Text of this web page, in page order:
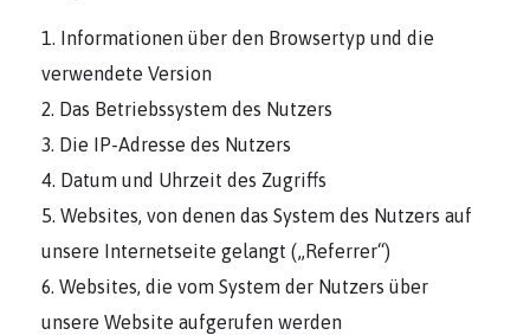
Informationen über den Browsertyp und die
verwendete Version
Das Betriebssystem des Nutzers
Die IP-Adresse des Nutzers
Datum und Uhrzeit des Zugriffs
Websites, von denen das System des Nutzers auf
unsere Internetseite gelangt („Referrer“)
Websites, die vom System der Nutzers über
unsere Website aufgerufen werden